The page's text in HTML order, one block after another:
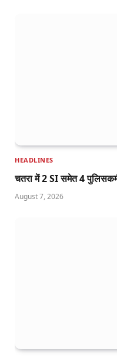
HEADLINES
चतरा में 2 SI समेत 4
August 7, 2026